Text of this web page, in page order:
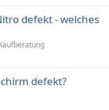
defekt - welches
defekt?